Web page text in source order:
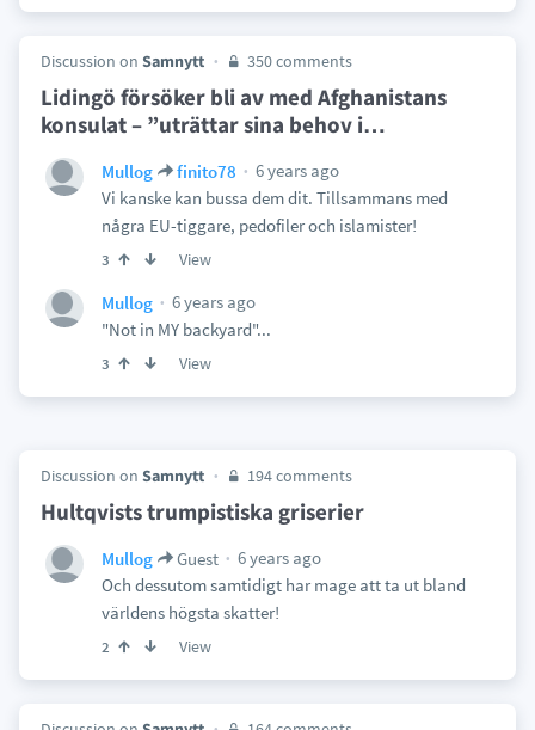
Discussion on Samnytt 350 comments
Lidingö försöker bli av med Afghanistans
konsulat – ”uträttar sina behov i…
Mullog finito78
6 years ago
Vi kanske kan bussa dem dit. Tillsammans med
några EU-tiggare, pedofiler och islamister!
3 View
Mullog
6 years ago
"Not in MY backyard"...
3 View
Discussion on Samnytt 194 comments
Hultqvists trumpistiska griserier
Mullog Guest
6 years ago
Och dessutom samtidigt har mage att ta ut bland
världens högsta skatter!
2 View